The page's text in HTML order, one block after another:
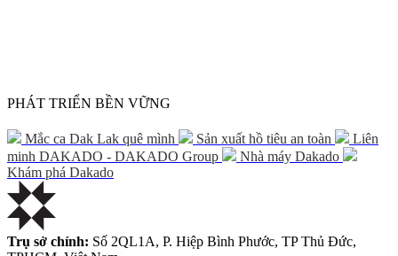
PHÁT TRIỂN BỀN VỮNG
Mắc ca Dak Lak quê mình Sản xuất hồ tiêu an toàn
Liên
minh DAKADO - DAKADO Group
Nhà máy Dakado
Khám phá Dakado
Trụ sở chính: Số 2QL1A, P. Hiệp Bình Phước, TP Thủ Đức,